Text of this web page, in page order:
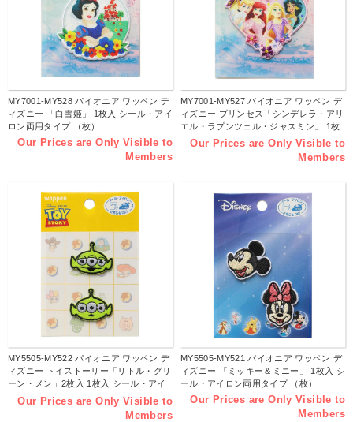
MY7001-MY528 パイオニア ワッペン デ
ィズニー 「白雪姫」 1枚入 シール・アイ
ロン両用タイプ （枚）
Our Prices are Only Visible to
Members
MY7001-MY527 パイオニア ワッペン デ
ィズニー プリンセス「シンデレラ・アリ
エル・ラプンツェル・ジャスミン」 1枚
入 シール・アイロン両用タイプ （枚）
Our Prices are Only Visible to
Members
MY5505-MY522 パイオニア ワッペン デ
ィズニー トイストーリー「リトル・グリ
ーン・メン」2枚入 1枚入 シール・アイ
ロン両用タイプ （枚）
Our Prices are Only Visible to
Members
MY5505-MY521 パイオニア ワッペン デ
ィズニー 「ミッキー＆ミニー」 1枚入 シ
ール・アイロン両用タイプ （枚）
Our Prices are Only Visible to
Members